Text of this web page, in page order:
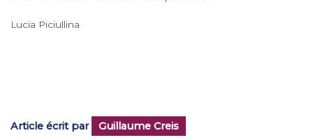
Lucia Piciullina
Article écrit par Guillaume Creis